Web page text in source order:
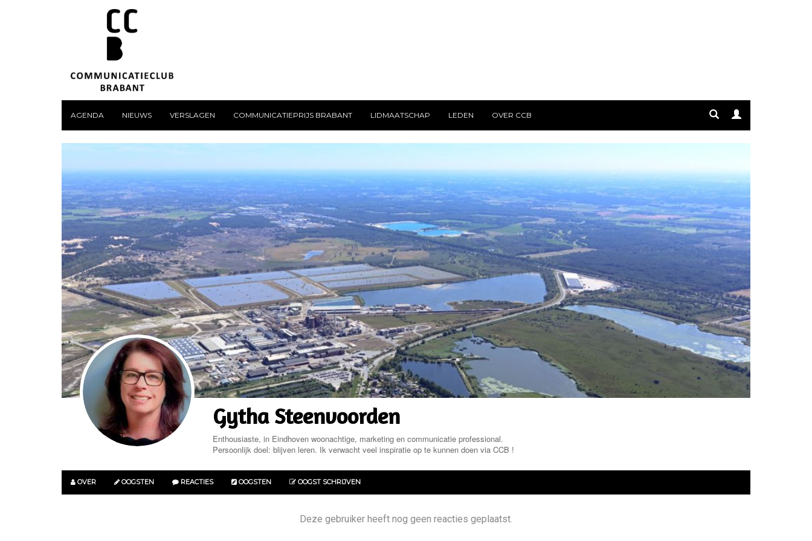
AGENDA NIEUWS VERSLAGEN COMMUNICATIEPRIJS BRABANT LIDMAATSCHAP LEDEN OVER CCB
Gytha Steenvoorden
Enthousiaste, in Eindhoven woonachtige, marketing en communicatie professional.
Persoonlijk doel: blijven leren. Ik verwacht veel inspiratie op te kunnen doen via CCB !
OVER OOGSTEN REACTIES OOGSTEN OOGST SCHRIJVEN
Deze gebruiker heeft nog geen reacties geplaatst.